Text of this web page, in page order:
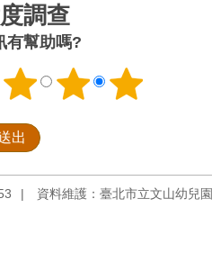
調查
有幫助嗎?
資料維護：臺北市立文山幼兒園